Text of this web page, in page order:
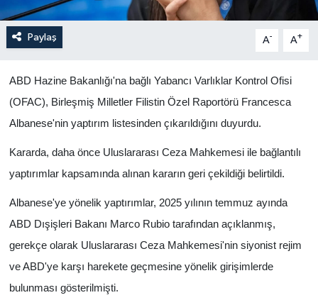
Paylaş A- A+
ABD Hazine Bakanlığı'na bağlı Yabancı Varlıklar Kontrol Ofisi
(OFAC), Birleşmiş Milletler Filistin Özel Raportörü Francesca
Albanese'nin yaptırım listesinden çıkarıldığını duyurdu.
Kararda, daha önce Uluslararası Ceza Mahkemesi ile bağlantılı
yaptırımlar kapsamında alınan kararın geri çekildiği belirtildi.
Albanese'ye yönelik yaptırımlar, 2025 yılının temmuz ayında
ABD Dışişleri Bakanı Marco Rubio tarafından açıklanmış,
gerekçe olarak Uluslararası Ceza Mahkemesi'nin siyonist rejim
ve ABD'ye karşı harekete geçmesine yönelik girişimlerde
bulunması gösterilmişti.
Eği̇ti̇m